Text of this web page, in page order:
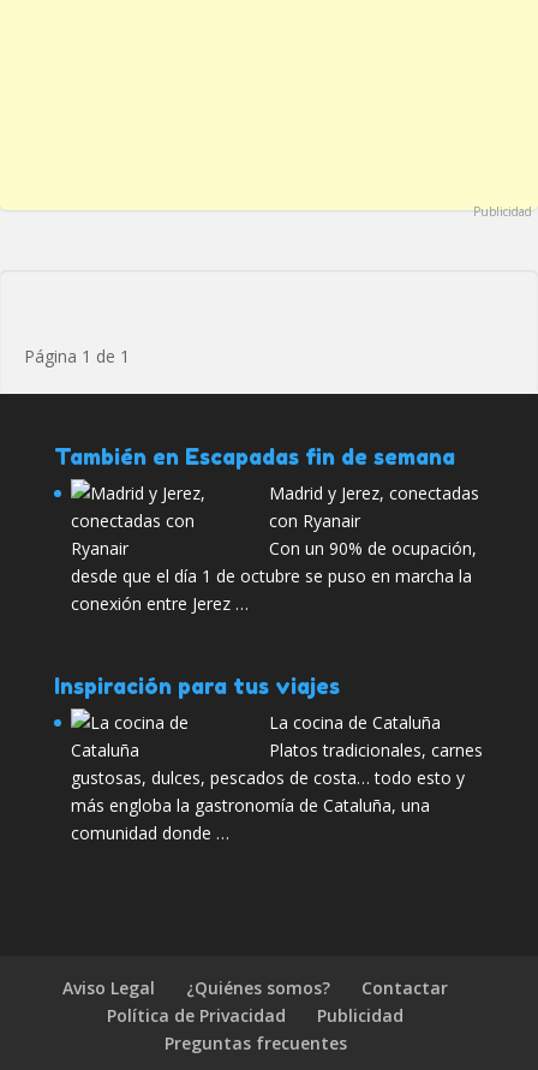
Publicidad
Página 1 de 1
También en Escapadas fin de semana
Madrid y Jerez, conectadas
con Ryanair
Con un 90% de ocupación,
desde que el día 1 de octubre se puso en marcha la
conexión entre Jerez …
Inspiración para tus viajes
La cocina de Cataluña
Platos tradicionales, carnes
gustosas, dulces, pescados de costa… todo esto y
más engloba la gastronomía de Cataluña, una
comunidad donde …
Aviso Legal ¿Quiénes somos?
Contactar
Política de Privacidad
Publicidad
Preguntas frecuentes